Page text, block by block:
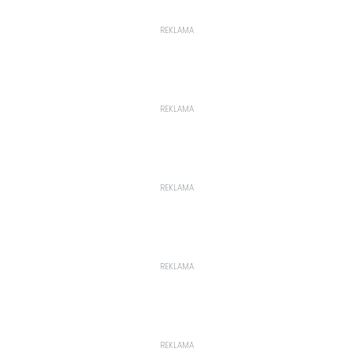
REKLAMA
REKLAMA
REKLAMA
REKLAMA
REKLAMA